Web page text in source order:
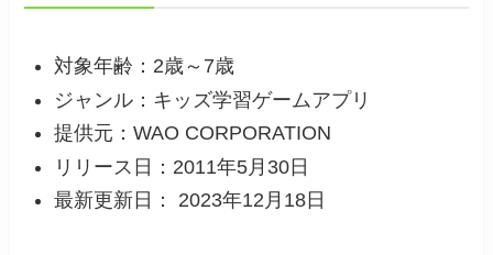
対象年齢：2歳～7歳
ジャンル：キッズ学習ゲームアプリ
提供元：WAO CORPORATION
リリース日：2011年5月30日
最新更新日： 2023年12月18日